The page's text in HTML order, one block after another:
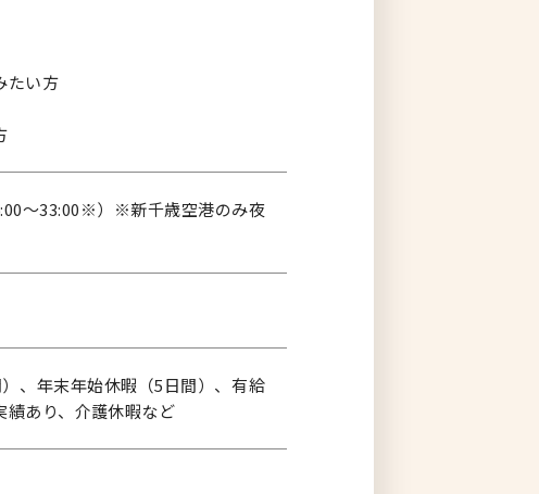
たい方
～33:00※）※新千歳空港のみ夜
、年末年始休暇（5日間）、有給
あり、介護休暇など